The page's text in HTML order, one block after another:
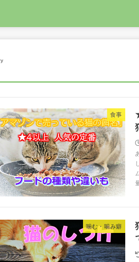
食事
噛む・噛み癖